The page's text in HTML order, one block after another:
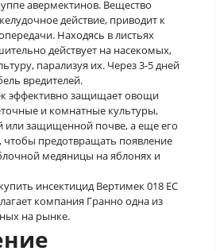
авермектинов. Вещество
действие, приводит к
Находясь в листьях
действует на насекомых,
парализуя их. Через 3-5 дней
вредителей.
эффективно защищает овощи
и комнатные культуры,
или защищенной почве, а еще его
чтобы предотвращать появление
медяницы на яблонях и
инсектицид Вертимек 018 ЕС
компания Гранно одна из
на рынке.